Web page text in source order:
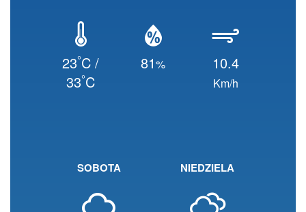
23°C /
33°C
81% 10.4
Km/h
SOBOTA NIEDZIELA